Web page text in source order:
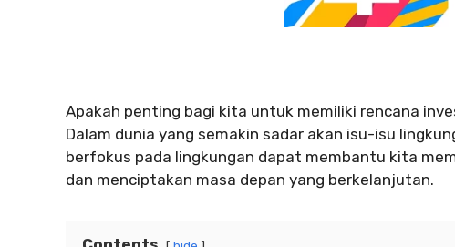
Apakah penting bagi kita untuk memiliki rencana
Dalam dunia yang semakin sadar akan isu-isu
berfokus pada lingkungan dapat membantu kita
dan menciptakan masa depan yang berkelanjutan.